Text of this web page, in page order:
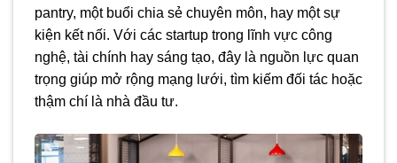
pantry, một buổi chia sẻ chuyên môn, hay một sự
kiện kết nối. Với các startup trong lĩnh vực công
nghệ, tài chính hay sáng tạo, đây là nguồn lực quan
trọng giúp mở rộng mạng lưới, tìm kiếm đối tác hoặc
thậm chí là nhà đầu tư.